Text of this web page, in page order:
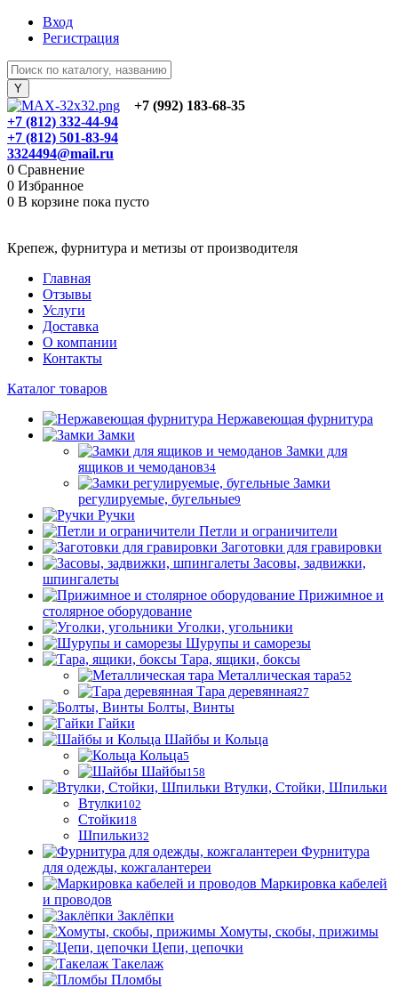
Вход
Регистрация
+7 (992) 183-68-35
+7 (812) 332-44-94
+7 (812) 501-83-94
3324494@mail.ru
0 Сравнение
0 Избранное
0 В корзине пока пусто
Крепеж, фурнитура и метизы от производителя
Главная
Отзывы
Услуги
Доставка
О компании
Контакты
Каталог товаров
Нержавеющая фурнитура
Замки
Замки для
ящиков и чемоданов34
Замки
регулируемые, бугельные9
Ручки
Петли и ограничители
Заготовки для гравировки
Засовы, задвижки,
шпингалеты
Прижимное и
столярное оборудование
Уголки, угольники
Шурупы и саморезы
Тара, ящики, боксы
Металлическая тара52
Тара деревянная27
Болты, Винты
Гайки
Шайбы и Кольца
Кольца5
Шайбы158
Втулки, Стойки, Шпильки
Втулки102
Стойки18
Шпильки32
Фурнитура
для одежды, кожгалантереи
Маркировка кабелей
и проводов
Заклёпки
Хомуты, скобы, прижимы
Цепи, цепочки
Такелаж
Пломбы